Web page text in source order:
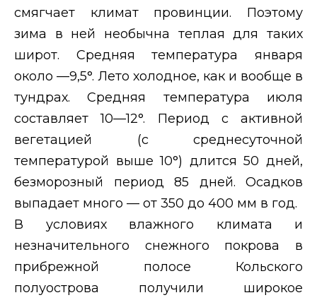
смягчает климат провинции. Поэтому
зима в ней необычна теплая для таких
широт. Средняя температура января
около —9,5°. Лето холодное, как и вообще в
тундрах. Средняя температура июля
составляет 10—12°. Период с активной
вегетацией (с среднесуточной
температурой выше 10°) длится 50 дней,
безморозный период 85 дней. Осадков
выпадает много — от 350 до 400 мм в год.
В условиях влажного климата и
незначительного снежного покрова в
прибрежной полосе Кольского
полуострова получили широкое